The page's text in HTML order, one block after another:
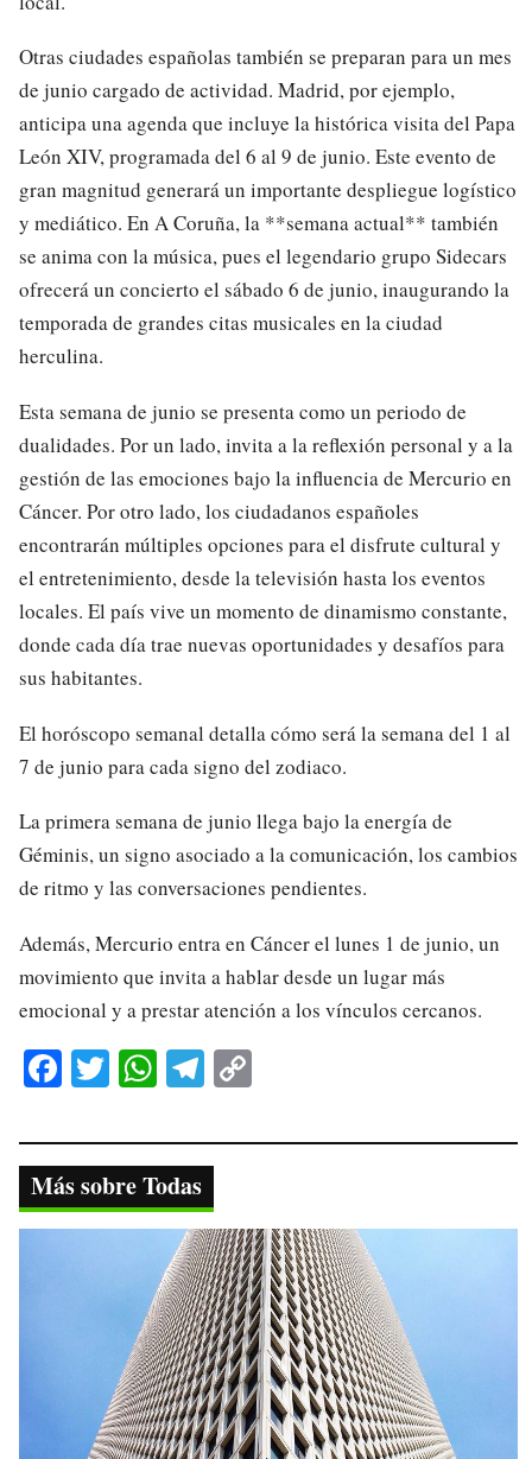
Otras ciudades españolas también se preparan para un mes
de junio cargado de actividad. Madrid, por ejemplo,
anticipa una agenda que incluye la histórica visita del Papa
León XIV, programada del 6 al 9 de junio. Este evento de
gran magnitud generará un importante despliegue logístico
y mediático. En A Coruña, la **semana actual** también
se anima con la música, pues el legendario grupo Sidecars
ofrecerá un concierto el sábado 6 de junio, inaugurando la
temporada de grandes citas musicales en la ciudad
herculina.
Esta semana de junio se presenta como un periodo de
dualidades. Por un lado, invita a la reflexión personal y a la
gestión de las emociones bajo la influencia de Mercurio en
Cáncer. Por otro lado, los ciudadanos españoles
encontrarán múltiples opciones para el disfrute cultural y
el entretenimiento, desde la televisión hasta los eventos
locales. El país vive un momento de dinamismo constante,
donde cada día trae nuevas oportunidades y desafíos para
sus habitantes.
El horóscopo semanal detalla cómo será la semana del 1 al
7 de junio para cada signo del zodiaco.
La primera semana de junio llega bajo la energía de
Géminis, un signo asociado a la comunicación, los cambios
de ritmo y las conversaciones pendientes.
Además, Mercurio entra en Cáncer el lunes 1 de junio, un
movimiento que invita a hablar desde un lugar más
emocional y a prestar atención a los vínculos cercanos.
Fa
bo
ok
T
tte
r
W
ts
A
pp
Te
gr
a
m
y
nk
Más sobre Todas